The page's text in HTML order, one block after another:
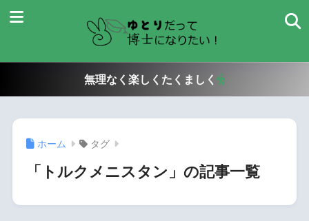
無理なく楽しくたくましく
ホーム タグ
「トルクメニスタン」の記事一覧